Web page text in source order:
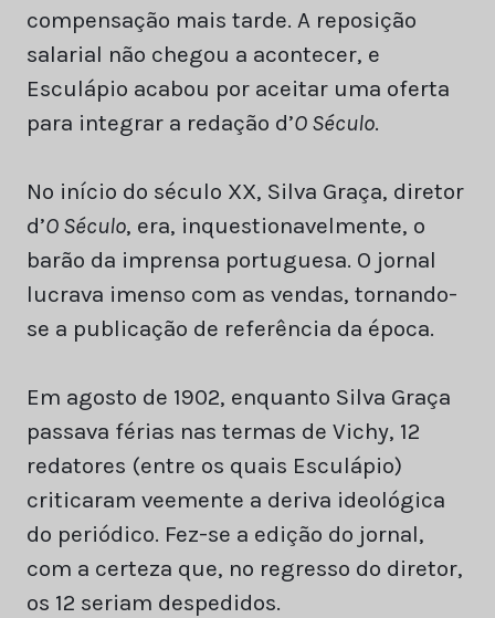
compensação mais tarde. A reposição
salarial não chegou a acontecer, e
Esculápio acabou por aceitar uma oferta
para integrar a redação d’O Século.
No início do século XX, Silva Graça, diretor
d’O Século, era, inquestionavelmente, o
barão da imprensa portuguesa. O jornal
lucrava imenso com as vendas, tornando-
se a publicação de referência da época.
Em agosto de 1902, enquanto Silva Graça
passava férias nas termas de Vichy, 12
redatores (entre os quais Esculápio)
criticaram veemente a deriva ideológica
do periódico. Fez-se a edição do jornal,
com a certeza que, no regresso do diretor,
os 12 seriam despedidos.